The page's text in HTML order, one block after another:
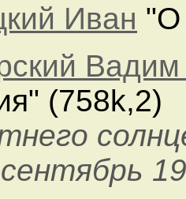
Иван "О
Вадим
(758k,2)